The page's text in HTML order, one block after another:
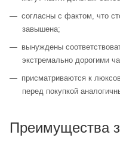
согласны с фактом, что
завышена;
вынуждены
экстремально дорогими
присматриваются к
перед покупкой
Преимущества